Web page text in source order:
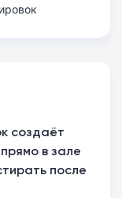
создаёт
в зале
после